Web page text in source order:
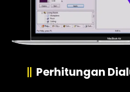
Perhitungan